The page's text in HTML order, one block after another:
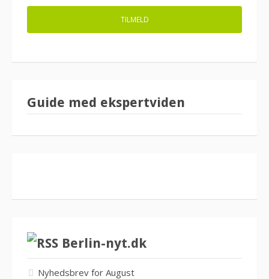
Guide med ekspertviden
Berlin-nyt.dk
Nyhedsbrev for August